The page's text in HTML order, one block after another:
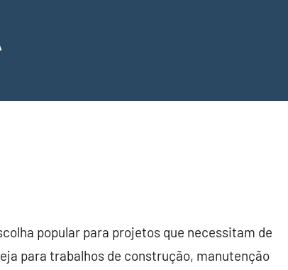
popular para projetos que necessitam de
para trabalhos de construção, manutenção